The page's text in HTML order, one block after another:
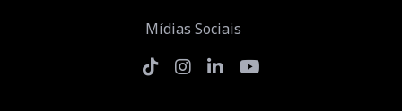
Mídias Sociais